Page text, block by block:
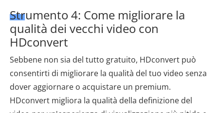
Strumento 4: Come migliorare la
qualità dei vecchi video con
HDconvert
Sebbene non sia del tutto gratuito, HDconvert può
consentirti di migliorare la qualità del tuo video senza
dover aggiornare o acquistare un premium.
HDconvert migliora la qualità della definizione del